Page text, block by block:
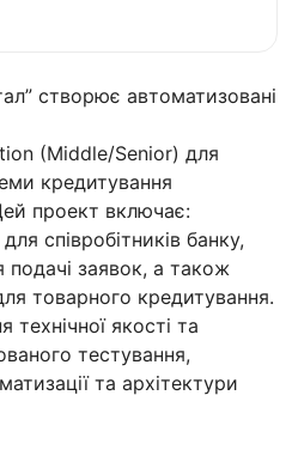
створює автоматизовані
(Middle/Senior) для
кредитування
проект включає:
співробітників банку,
подачі заявок, а також
товарного кредитування.
технічної якості та
тестування,
та архітектури